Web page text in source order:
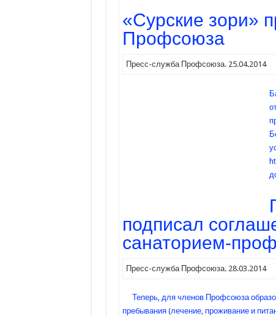
«Сурские зори»
Профсоюза
Пресс-служба Профсоюза. 25.04.2014
подписал
санаторием-
Пресс-служба Профсоюза. 28.03.2014
Теперь, для членов Профсоюза
пребывания (лечение, проживание и